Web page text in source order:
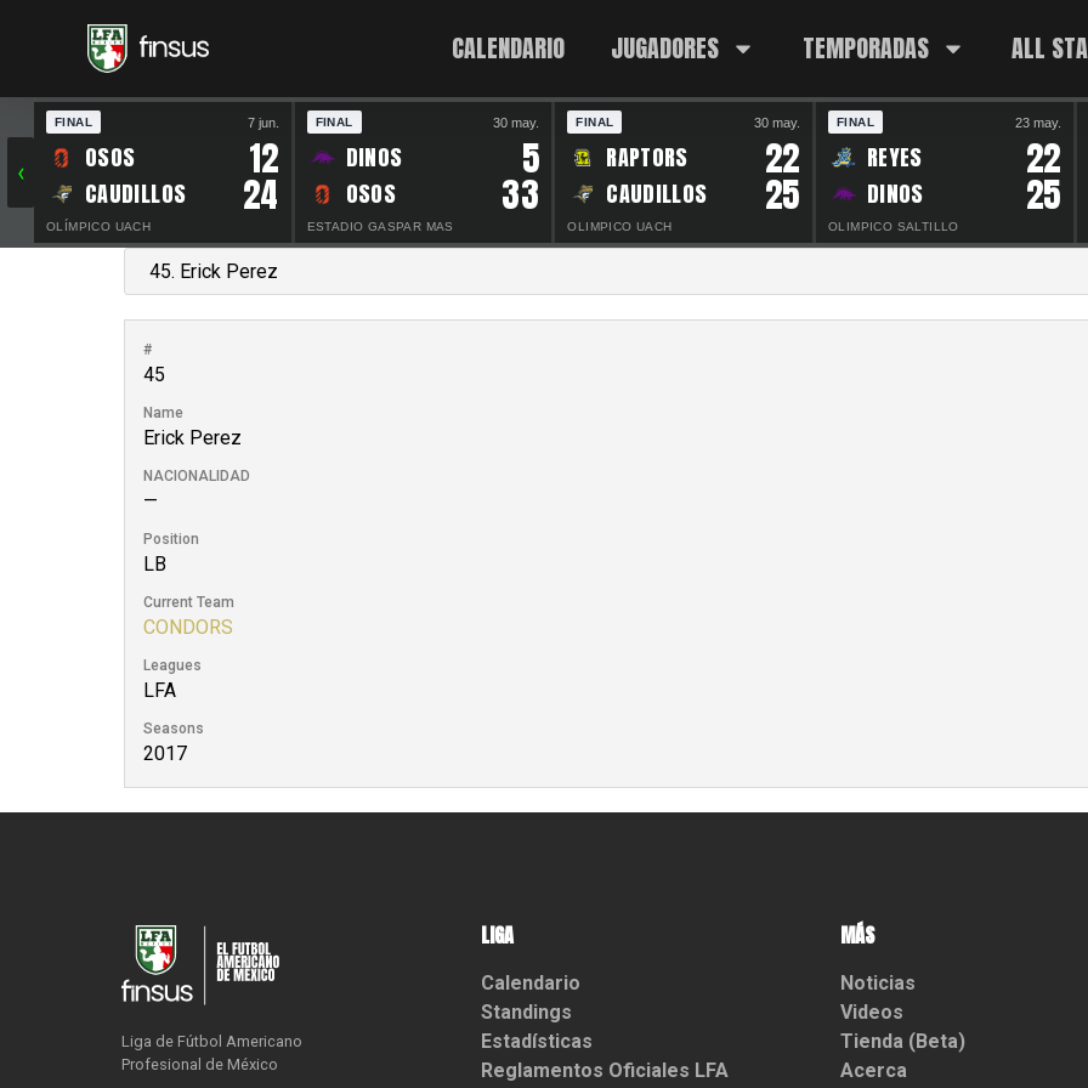
CALENDARIO JUGADORES TEMPORADAS ALL
‹
FINAL 7 jun.
OSOS 12
CAUDILLOS 24
OLÍMPICO UACH
FINAL 30 may.
DINOS 5
OSOS 33
ESTADIO GASPAR MAS
FINAL 30 may.
RAPTORS 22
CAUDILLOS 25
OLIMPICO UACH
FINAL 23 may.
REYES 22
DINOS 25
OLIMPICO SALTILLO
#
45
Name
Erick Perez
NACIONALIDAD
—
Position
LB
Current Team
CONDORS
Leagues
LFA
Seasons
2017
Liga de Fútbol Americano
Profesional de México
LIGA
Calendario
Standings
Estadísticas
Reglamentos Oficiales LFA
MÁS
Noticias
Videos
Tienda (Beta)
Acerca